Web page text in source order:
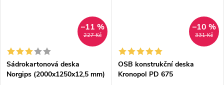
227 Kč
–11 %
Sádrokartonová deska
Norgips (2000x1250x12,5 mm)
331 Kč
–10 %
OSB konstrukční deska
Kronopol PD 675